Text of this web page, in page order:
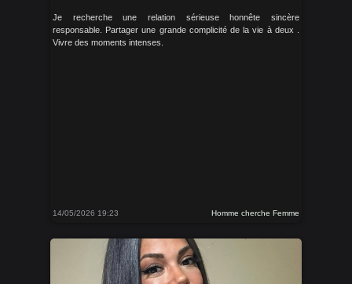
Je recherche une relation sérieuse honnête sincère
responsable. Partager une grande complicité de la vie à deux .
Vivre des moments intenses.
14/05/2026 19:23 Homme cherche Femme